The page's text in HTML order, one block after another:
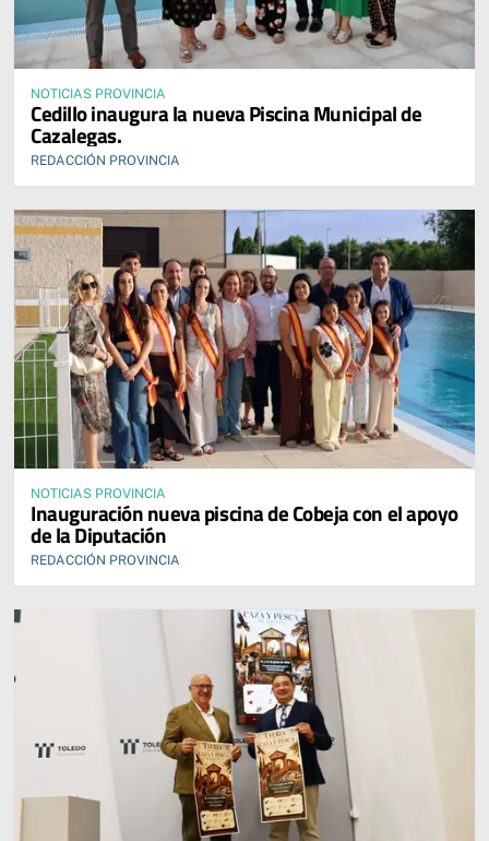
NOTICIAS PROVINCIA
Cedillo inaugura la nueva Piscina Municipal de
Cazalegas.
REDACCIÓN PROVINCIA
NOTICIAS PROVINCIA
Inauguración nueva piscina de Cobeja con el apoyo
de la Diputación
REDACCIÓN PROVINCIA